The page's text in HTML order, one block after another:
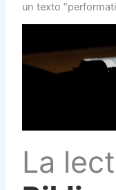
un texto
La